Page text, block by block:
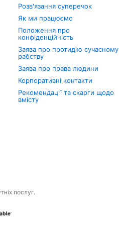
Розв'язання суперечок
Як ми працюємо
Положення про
конфіденційність
Заява про протидію сучасному
рабству
Заява про права людини
Корпоративні контакти
Рекомендації та скарги щодо
вмісту
послуг.